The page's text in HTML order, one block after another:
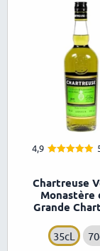
4,9
Chartreuse
Monastère
Grande
35cL